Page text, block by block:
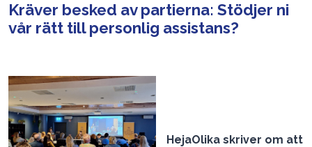
Kräver besked av partierna: Stödjer ni
vår rätt till personlig assistans?
HejaOlika skriver om att